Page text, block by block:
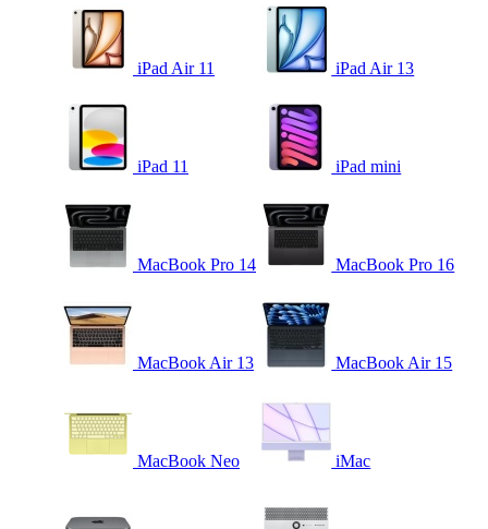
iPad Air 11 iPad Air 13
iPad 11 iPad mini
MacBook Pro 14 MacBook Pro 16
MacBook Air 13 MacBook Air 15
MacBook Neo iMac